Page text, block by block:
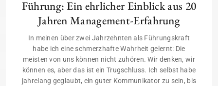
Führung: Ein ehrlicher Einblick aus 20
Jahren Management-Erfahrung
In meinen über zwei Jahrzehnten als Führungskraft
habe ich eine schmerzhafte Wahrheit gelernt: Die
meisten von uns können nicht zuhören. Wir denken, wir
können es, aber das ist ein Trugschluss. Ich selbst habe
jahrelang geglaubt, ein guter Kommunikator zu sein, bis